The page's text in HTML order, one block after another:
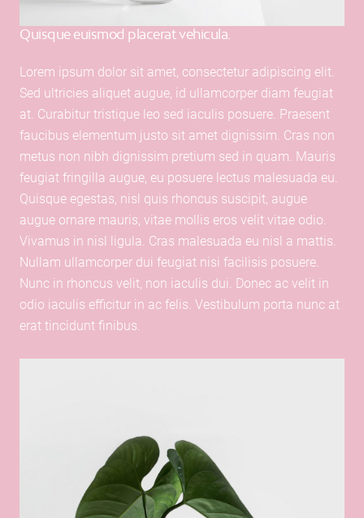
Quisque euismod placerat vehicula.
Lorem ipsum dolor sit amet, consectetur adipiscing elit.
Sed ultricies aliquet augue, id ullamcorper diam feugiat
at. Curabitur tristique leo sed iaculis posuere. Praesent
faucibus elementum justo sit amet dignissim. Cras non
metus non nibh dignissim pretium sed in quam. Mauris
feugiat fringilla augue, eu posuere lectus malesuada eu.
Quisque egestas, nisl quis rhoncus suscipit, augue
augue ornare mauris, vitae mollis eros velit vitae odio.
Vivamus in nisl ligula. Cras malesuada eu nisl a mattis.
Nullam ullamcorper dui feugiat nisi facilisis posuere.
Nunc in rhoncus velit, non iaculis dui. Donec ac velit in
odio iaculis efficitur in ac felis. Vestibulum porta nunc at
erat tincidunt finibus.